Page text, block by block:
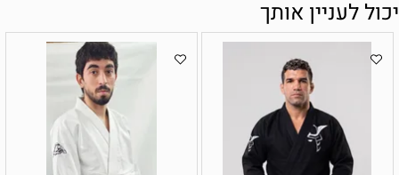
יכול לעניין אותך